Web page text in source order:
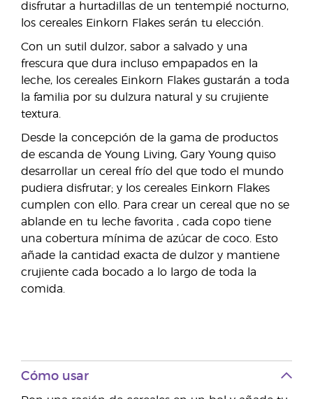
disfrutar a hurtadillas de un tentempié nocturno,
los cereales Einkorn Flakes serán tu elección.
Con un sutil dulzor, sabor a salvado y una
frescura que dura incluso empapados en la
leche, los cereales Einkorn Flakes gustarán a toda
la familia por su dulzura natural y su crujiente
textura.
Desde la concepción de la gama de productos
de escanda de Young Living, Gary Young quiso
desarrollar un cereal frío del que todo el mundo
pudiera disfrutar; y los cereales Einkorn Flakes
cumplen con ello. Para crear un cereal que no se
ablande en tu leche favorita , cada copo tiene
una cobertura mínima de azúcar de coco. Esto
añade la cantidad exacta de dulzor y mantiene
crujiente cada bocado a lo largo de toda la
comida.
Cómo usar